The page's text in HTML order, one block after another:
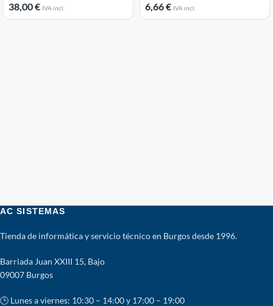
38,00€ IVA incl. 6,66€ IVA incl.
AC SISTEMAS
Tienda de informática y servicio técnico en Burgos desde 1996.
Barriada Juan XXIII 15, Bajo
09007 Burgos
🕒 Lunes a viernes: 10:30 – 14:00 y 17:00 – 19:00